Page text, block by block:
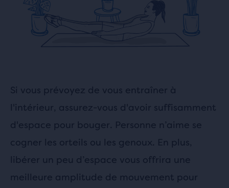
Si vous prévoyez de vous entraîner à
l'intérieur, assurez-vous d'avoir suffisamment
d'espace pour bouger. Personne n’aime se
cogner les orteils ou les genoux. En plus,
libérer un peu d’espace vous offrira une
meilleure amplitude de mouvement pour